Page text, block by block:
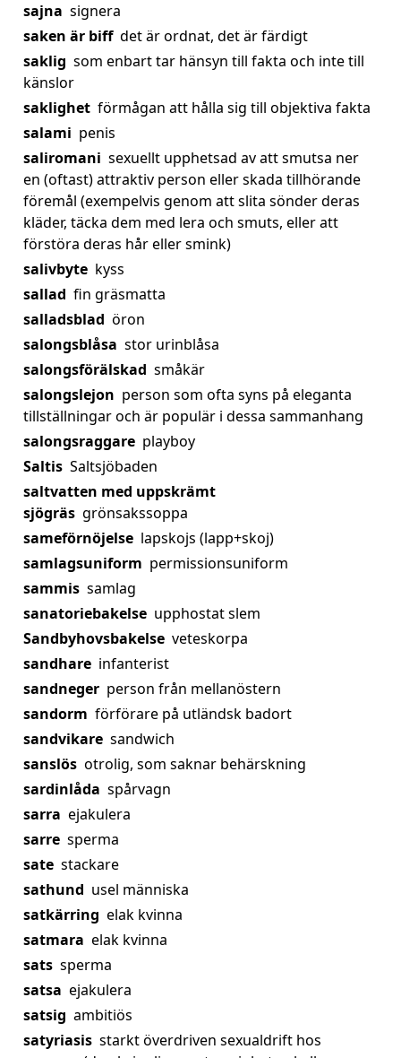
sajna signera
saken är biff det är ordnat, det är färdigt
saklig som enbart tar hänsyn till fakta och inte till
känslor
saklighet förmågan att hålla sig till objektiva fakta
salami penis
saliromani sexuellt upphetsad av att smutsa ner
en (oftast) attraktiv person eller skada tillhörande
föremål (exempelvis genom att slita sönder deras
kläder, täcka dem med lera och smuts, eller att
förstöra deras hår eller smink)
salivbyte kyss
sallad fin gräsmatta
salladsblad öron
salongsblåsa stor urinblåsa
salongsförälskad småkär
salongslejon person som ofta syns på eleganta
tillställningar och är populär i dessa sammanhang
salongsraggare playboy
Saltis Saltsjöbaden
saltvatten med uppskrämt
sjögräs grönsakssoppa
sameförnöjelse lapskojs (lapp+skoj)
samlagsuniform permissionsuniform
sammis samlag
sanatoriebakelse upphostat slem
Sandbyhovsbakelse veteskorpa
sandhare infanterist
sandneger person från mellanöstern
sandorm förförare på utländsk badort
sandvikare sandwich
sanslös otrolig, som saknar behärskning
sardinlåda spårvagn
sarra ejakulera
sarre sperma
sate stackare
sathund usel människa
satkärring elak kvinna
satmara elak kvinna
sats sperma
satsa ejakulera
satsig ambitiös
satyriasis starkt överdriven sexualdrift hos